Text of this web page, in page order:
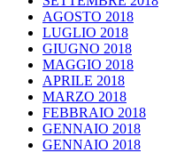
AGOSTO 2018
LUGLIO 2018
GIUGNO 2018
MAGGIO 2018
APRILE 2018
MARZO 2018
FEBBRAIO 2018
GENNAIO 2018
GENNAIO 2018